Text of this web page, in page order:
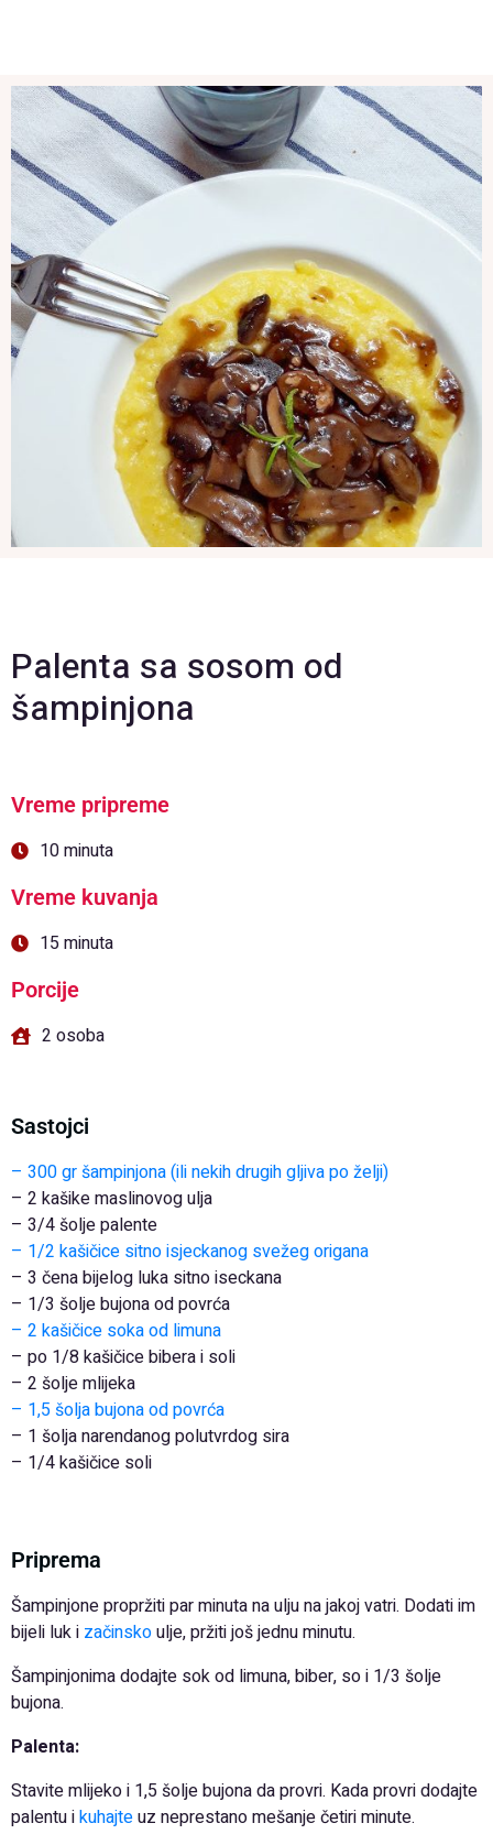
Palenta sa sosom od
šampinjona
Vreme pripreme
10 minuta
Vreme kuvanja
15 minuta
Porcije
2 osoba
Sastojci
– 300 gr šampinjona (ili nekih drugih gljiva po želji)
– 2 kašike maslinovog ulja
– 3/4 šolje palente
– 1/2 kašičice sitno isjeckanog svežeg origana
– 3 čena bijelog luka sitno iseckana
– 1/3 šolje bujona od povrća
– 2 kašičice soka od limuna
– po 1/8 kašičice bibera i soli
– 2 šolje mlijeka
– 1,5 šolja bujona od povrća
– 1 šolja narendanog polutvrdog sira
– 1/4 kašičice soli
Priprema
Šampinjone propržiti par minuta na ulju na jakoj vatri. Dodati im
bijeli luk i začinskoulje, pržiti još jednu minutu.
Šampinjonima dodajte sok od limuna, biber, so i 1/3 šolje
bujona.
Palenta:
Stavite mlijeko i 1,5 šolje bujona da provri. Kada provri dodajte
palentu ikuhajteuz neprestano mešanje četiri minute.